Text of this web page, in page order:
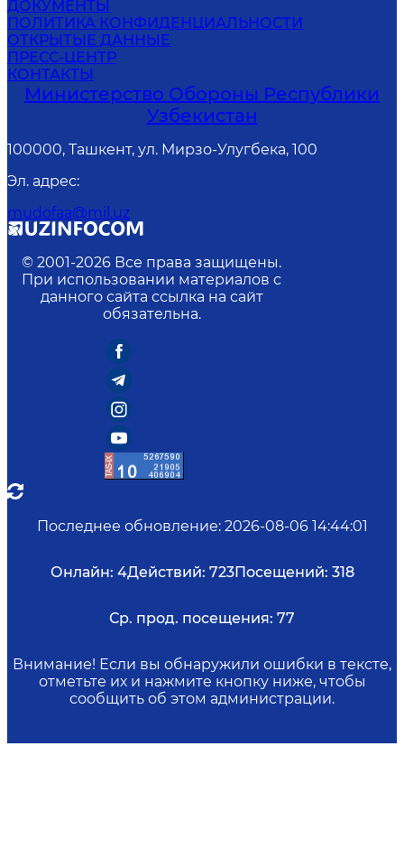
ДОКУМЕНТЫ
ПОЛИТИКА КОНФИДЕНЦИАЛЬНОСТИ
ОТКРЫТЫЕ ДАННЫЕ
ПРЕСС-ЦЕНТР
КОНТАКТЫ
Министерство Обороны Республики
Узбекистан
100000, Ташкент, ул. Мирзо-Улугбека, 100
Эл. адрес:
mudofaa@mil.uz
© 2001-2026 Все права защищены.
При использовании материалов с
данного сайта ссылка на сайт
обязательна.
Последнее обновление: 2026-08-06 14:44:01
Онлайн: 4Действий: 723Посещений: 318
Ср. прод. посещения: 77
Внимание! Если вы обнаружили ошибки в тексте,
отметьте их и нажмите кнопку ниже, чтобы
сообщить об этом администрации.